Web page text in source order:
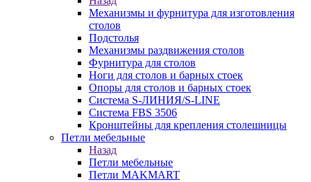
Механизмы и фурнитура для изготовления
столов
Подстолья
Механизмы раздвижения столов
Фурнитура для столов
Ноги для столов и барных стоек
Опоры для столов и барных стоек
Система S-ЛИНИЯ/S-LINE
Система FBS 3506
Кронштейны для крепления столешницы
Петли мебельные
Назад
Петли мебельные
Петли MAKMART